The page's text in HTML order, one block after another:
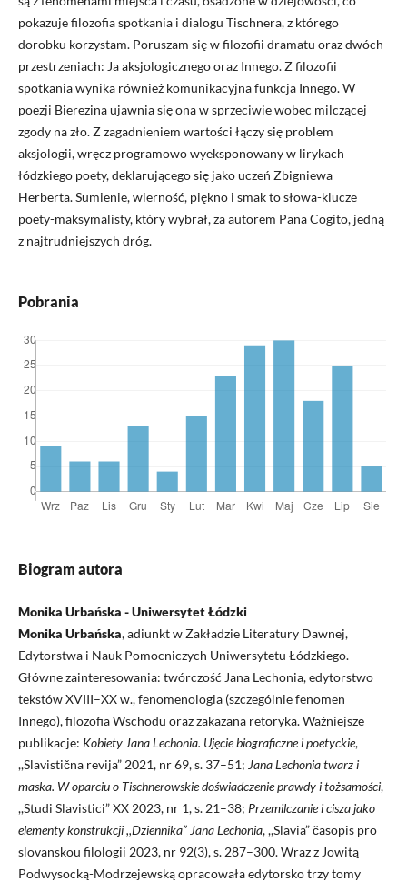
pokazuje filozofia spotkania i dialogu Tischnera, z którego
dorobku korzystam. Poruszam się w filozofii dramatu oraz dwóch
przestrzeniach: Ja aksjologicznego oraz Innego. Z filozofii
spotkania wynika również komunikacyjna funkcja Innego. W
poezji Bierezina ujawnia się ona w sprzeciwie wobec milczącej
zgody na zło. Z zagadnieniem wartości łączy się problem
aksjologii, wręcz programowo wyeksponowany w lirykach
łódzkiego poety, deklarującego się jako uczeń Zbigniewa
Herberta. Sumienie, wierność, piękno i smak to słowa-klucze
poety-maksymalisty, który wybrał, za autorem Pana Cogito, jedną
z najtrudniejszych dróg.
Pobrania
Biogram autora
Monika Urbańska - Uniwersytet Łódzki
Monika Urbańska, adiunkt w Zakładzie Literatury Dawnej,
Edytorstwa i Nauk Pomocniczych Uniwersytetu Łódzkiego.
Główne zainteresowania: twórczość Jana Lechonia, edytorstwo
tekstów XVIII–XX w., fenomenologia (szczególnie fenomen
Innego), filozofia Wschodu oraz zakazana retoryka. Ważniejsze
publikacje: Kobiety Jana Lechonia. Ujęcie biograficzne i poetyckie,
,,Slavistična revija” 2021, nr 69, s. 37–51; Jana Lechonia twarz i
maska. W oparciu o Tischnerowskie doświadczenie prawdy i tożsamości,
,,Studi Slavistici” XX 2023, nr 1, s. 21–38; Przemilczanie i cisza jako
elementy konstrukcji ,,Dziennika” Jana Lechonia, ,,Slavia” časopis pro
slovanskou filologii 2023, nr 92(3), s. 287–300. Wraz z Jowitą
Podwysocką-Modrzejewską opracowała edytorsko trzy tomy